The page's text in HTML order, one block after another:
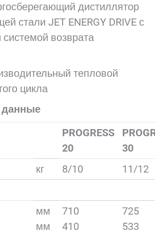
дистиллятор
стали JET ENERGY DRIVE с
системой возврата
тепловой
цикла
данные
PROGRESS
20
30
кг 8/10
11/12
мм
мм
710
410
725
533